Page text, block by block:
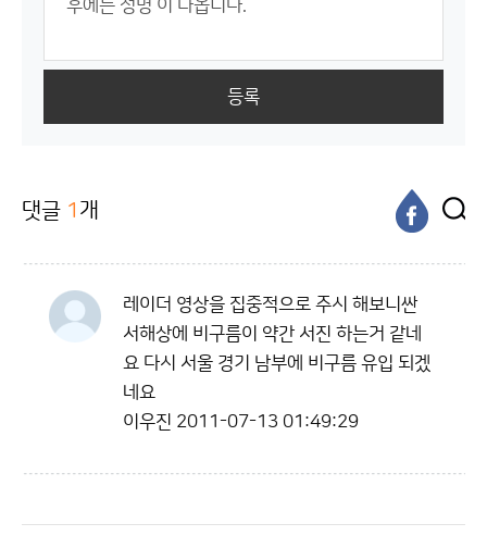
등록
댓글 1 개
레이더 영상을 집중적으로 주시 해보니싼
서해상에 비구름이 약간 서진 하는거 같네
요 다시 서울 경기 남부에 비구름 유입 되겠
네요
이우진 2011-07-13 01:49:29